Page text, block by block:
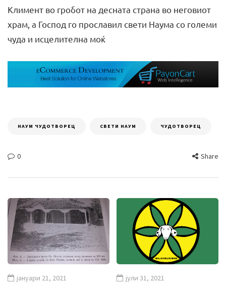
Климент во гробот на десната страна во неговиот
храм, а Господ го прославил свети Наума со големи
чу­да и исцелителна моќ
НАУМ ЧУДОТВОРЕЦ СВЕТИ НАУМ ЧУДОТВОРЕЦ
0 Share
јануари 21, 2021 јули 31, 2021